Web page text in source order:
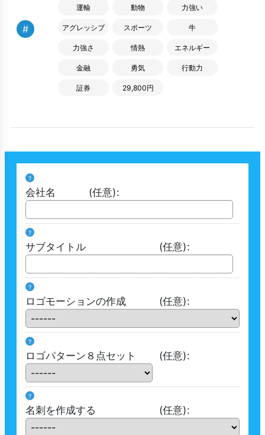
#
運輸 動物 力強い
アグレッシブ スポーツ 牛
力強さ 情熱 エネルギー
金融 勇気 行動力
証券 29,800円
?
会社名 (任意):
?
サブタイトル (任意):
?
ロゴモーションの作成 (任意):
?
ロゴパターン８点セット (任意):
?
名刺を作成する (任意):